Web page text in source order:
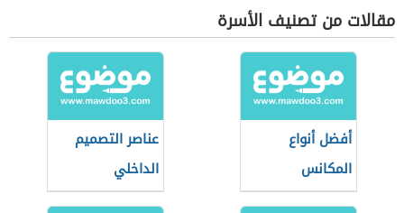
مقالات من تصنيف الأسرة
أفضل أنواع
المكانس
الكهربائية
عناصر التصميم
الداخلي